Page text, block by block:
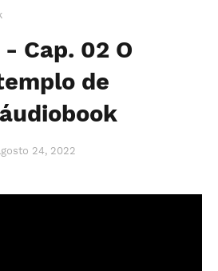
Cap. 02 O
de
24, 2022